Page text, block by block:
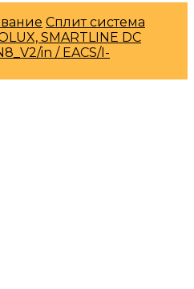
Сплит система
SMARTLINE DC
in / EACS/I-